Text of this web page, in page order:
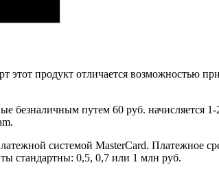
этот продукт отличается возможностью
безналичным путем 60 руб.
системой MasterCard. Платежное
стандартны: 0,5, 0,7 или 1 млн руб.